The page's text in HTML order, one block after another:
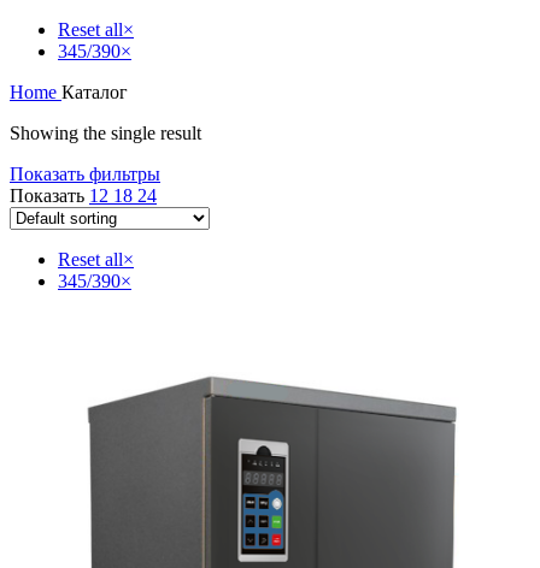
Reset all×
345/390×
Home Каталог
Showing the single result
Показать фильтры
Показать 12 18 24
Reset all×
345/390×